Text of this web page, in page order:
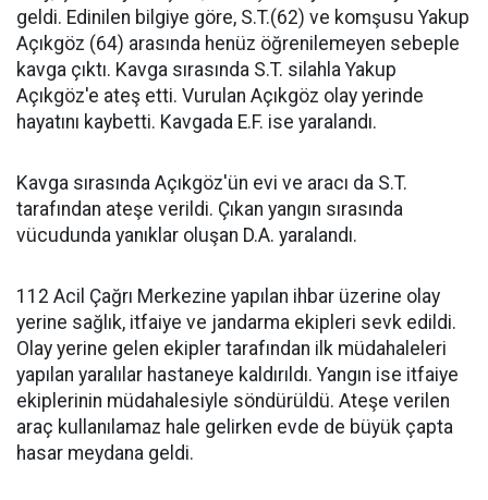
geldi. Edinilen bilgiye göre, S.T.(62) ve komşusu Yakup
Açıkgöz (64) arasında henüz öğrenilemeyen sebeple
kavga çıktı. Kavga sırasında S.T. silahla Yakup
Açıkgöz'e ateş etti. Vurulan Açıkgöz olay yerinde
hayatını kaybetti. Kavgada E.F. ise yaralandı.
Kavga sırasında Açıkgöz'ün evi ve aracı da S.T.
tarafından ateşe verildi. Çıkan yangın sırasında
vücudunda yanıklar oluşan D.A. yaralandı.
112 Acil Çağrı Merkezine yapılan ihbar üzerine olay
yerine sağlık, itfaiye ve jandarma ekipleri sevk edildi.
Olay yerine gelen ekipler tarafından ilk müdahaleleri
yapılan yaralılar hastaneye kaldırıldı. Yangın ise itfaiye
ekiplerinin müdahalesiyle söndürüldü. Ateşe verilen
araç kullanılamaz hale gelirken evde de büyük çapta
hasar meydana geldi.